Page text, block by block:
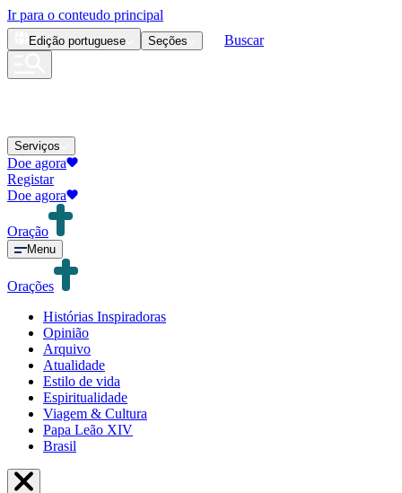
Ir para o conteudo principal
Edição portuguese Seções Buscar
Serviços
Doe agora
Registar
Doe agora
Oração
Menu
Orações
Histórias Inspiradoras
Opinião
Arquivo
Atualidade
Estilo de vida
Espiritualidade
Viagem & Cultura
Papa Leão XIV
Brasil